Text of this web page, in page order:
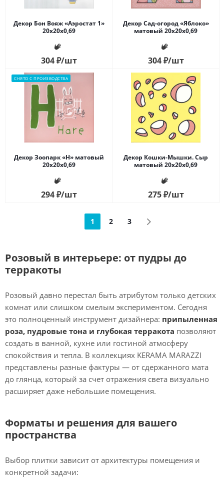
Декор Бон Вояж «Аэростат 1»
20x20x0,69
304₽/шт
Декор Сад-огород «Яблоко»
матовый 20x20x0,69
304₽/шт
СНЯТО С ПРОИЗВОДСТВА
Декор Зоопарк «H» матовый
20x20x0,69
294₽/шт
Декор Кошки-Мышки. Сыр
матовый 20x20x0,69
275₽/шт
1 2 3
Розовый в интерьере: от пудры до
терракоты
Розовый давно перестал быть атрибутом только детских
комнат или слишком смелым экспериментом. Сегодня
это полноценный инструмент дизайнера: припыленная
роза, пудровые тона и глубокая терракота позволяют
создать в ванной, кухне или гостиной атмосферу
спокойствия и тепла. В коллекциях KERAMA MARAZZI
представлены разные фактуры — от сдержанного мата
до глянца, который за счет отражения света визуально
расширяет даже небольшие помещения.
Форматы и решения для вашего
пространства
Выбор плитки зависит от архитектуры помещения и
конкретной задачи: